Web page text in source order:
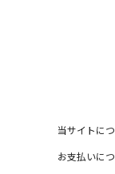
当サイトに
お支払いに